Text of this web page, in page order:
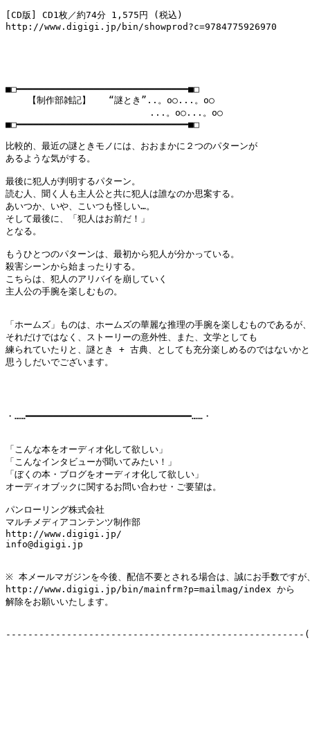
[CD版] CD1枚／約74分 1,575円 (税込)
http://www.digigi.jp/bin/showprod?c=9784775926970
■□━━━━━━━━━━━━━━━━━━━━━━━━━━━━━━━■□
    【制作部雑記】　　“謎とき”..。o○...。o○
...。o○...。o○
■□━━━━━━━━━━━━━━━━━━━━━━━━━━━━━━━■□
比較的、最近の謎ときモノには、おおまかに２つのパターンが
あるような気がする。
最後に犯人が判明するパターン。
読む人、聞く人も主人公と共に犯人は誰なのか思案する。
あいつか、いや、こいつも怪しい…。
そして最後に、「犯人はお前だ！」
となる。
もうひとつのパターンは、最初から犯人が分かっている。
殺害シーンから始まったりする。
こちらは、犯人のアリバイを崩していく
主人公の手腕を楽しむもの。
「ホームズ」ものは、ホームズの華麗な推理の手腕を楽しむものであるが
それだけではなく、ストーリーの意外性、また、文学としても
練られていたりと、謎とき + 古典、としても充分楽しめるのではないか
思うしだいでございます。
・……━━━━━━━━━━━━━━━━━━━━━━━━━━━━━━……・
「こんな本をオーディオ化して欲しい」
「こんなインタビューが聞いてみたい！」
「ぼくの本・ブログをオーディオ化して欲しい」
オーディオブックに関するお問い合わせ・ご要望は。
パンローリング株式会社
マルチメディアコンテンツ制作部
http://www.digigi.jp/
info@digigi.jp
※ 本メールマガジンを今後、配信不要とされる場合は、誠にお手数ですが
http://www.digigi.jp/bin/mainfrm?p=mailmag/index から
解除をお願いいたします。
------------------------------------------------------(C)